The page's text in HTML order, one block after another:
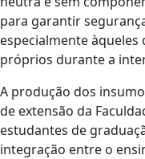
para garantir
especialmente
próprios durante a
A produção dos
de extensão da
estudantes de
integração entre o